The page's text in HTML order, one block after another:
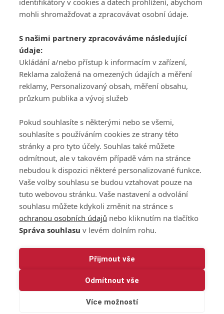
identifikátory v cookies a datech prohlížení, abychom
mohli shromažďovat a zpracovávat osobní údaje.
S našimi partnery zpracováváme následující
údaje:
Ukládání a/nebo přístup k informacím v zařízení,
Reklama založená na omezených údajích a měření
reklamy, Personalizovaný obsah, měření obsahu,
průzkum publika a vývoj služeb
Pokud souhlasíte s některými nebo se všemi,
souhlasíte s používáním cookies ze strany této
stránky a pro tyto účely. Souhlas také můžete
odmítnout, ale v takovém případě vám na stránce
nebudou k dispozici některé personalizované funkce.
Vaše volby souhlasu se budou vztahovat pouze na
tuto webovou stránku. Vaše nastavení a odvolání
souhlasu můžete kdykoli změnit na stránce s
ochranou osobních údajů nebo kliknutím na tlačítko
Správa souhlasu v levém dolním rohu.
Přijmout vše
Odmítnout vše
Více možností
Všeobecné obchodní
podmínky služby
GolfExtra.cz Premium
Podmínky zpracování
osobních údajů při
GolfExtra
Ceník GolfExtra.cz
Premium
Doporučené odkazy
ATV CZ, s.r.o.
140 00 Praha 4
Editor
Honza Fait
+420 723 898 969
fait@golfextra.cz
Obchod
Edita Hanušová
+420 724 150 784
hanusova@relmost.cz
Pavel Poulíček